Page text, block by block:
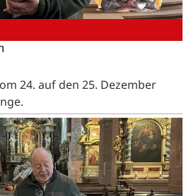
24. auf den 25. Dezember